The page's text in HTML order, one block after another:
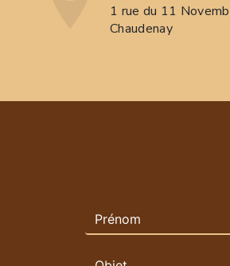
1 rue du 11
Chaudenay